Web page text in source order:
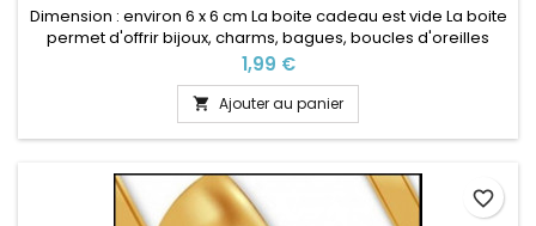
Dimension : environ 6 x 6 cm La boite cadeau est vide La boite
permet d'offrir bijoux, charms, bagues, boucles d'oreilles
dans un magnifique écrin idéal pour : Noël, Saint Valentin,
anniversaire, anniversaire de mariage, fête des mères La
vente de boite cadeau est réservé aux clients achetant des
produits sur notre boutique (bijoux, accessoires, etc...)
Prix
1,99 €
 Ajouter au panier
favorite_border